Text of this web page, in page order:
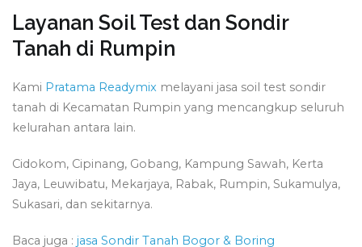
Layanan Soil Test dan Sondir
Tanah di Rumpin
Kami Pratama Readymix melayani jasa soil test sondir
tanah di Kecamatan Rumpin yang mencangkup seluruh
kelurahan antara lain.
Cidokom, Cipinang, Gobang, Kampung Sawah, Kerta
Jaya, Leuwibatu, Mekarjaya, Rabak, Rumpin, Sukamulya,
Sukasari, dan sekitarnya.
Baca juga : jasa Sondir Tanah Bogor & Boring